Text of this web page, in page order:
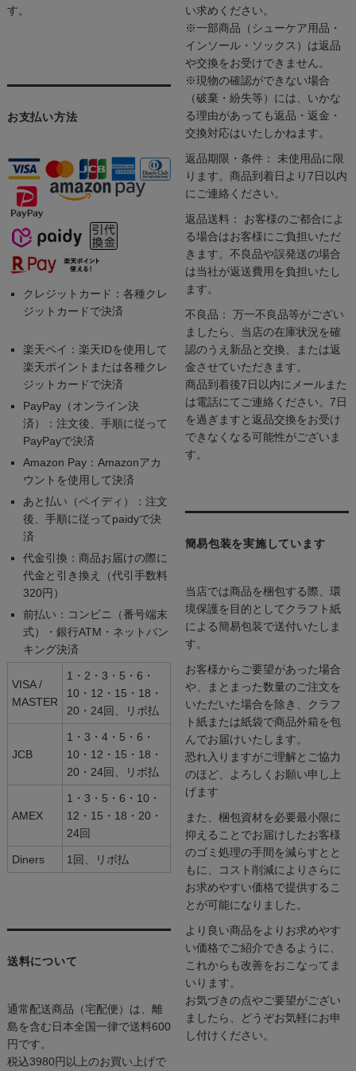
す。
お支払い方法
クレジットカード：各種クレ
ジットカードで決済
楽天ペイ：楽天IDを使用して
楽天ポイントまたは各種クレ
ジットカードで決済
PayPay（オンライン決
済）：注文後、手順に従って
PayPayで決済
Amazon Pay：Amazonアカ
ウントを使用して決済
あと払い（ペイディ）：注文
後、手順に従ってpaidyで決
済
代金引換：商品お届けの際に
代金と引き換え（代引手数料
320円）
前払い：コンビニ（番号端末
式）・銀行ATM・ネットバン
キング決済
VISA /
MASTER
1・2・3・5・6・
10・12・15・18・
20・24回、リボ払
JCB
1・3・4・5・6・
10・12・15・18・
20・24回、リボ払
AMEX
1・3・5・6・10・
12・15・18・20・
24回
Diners 1回、リボ払
送料について
通常配送商品（宅配便）は、離
島を含む日本全国一律で送料600
円です。
税込3980円以上のお買い上げで
い求めください。
※一部商品（シューケア用品・
インソール・ソックス）は返品
や交換をお受けできません。
※現物の確認ができない場合
（破棄・紛失等）には、いかな
る理由があっても返品・返金・
交換対応はいたしかねます。
返品期限・条件： 未使用品に限
ります。商品到着日より7日以内
にご連絡ください。
返品送料： お客様のご都合によ
る場合はお客様にご負担いただ
きます。不良品や誤発送の場合
は当社が返送費用を負担いたし
ます。
不良品： 万一不良品等がござい
ましたら、当店の在庫状況を確
認のうえ新品と交換、または返
金させていただきます。
商品到着後7日以内にメールまた
は電話にてご連絡ください。7日
を過ぎますと返品交換をお受け
できなくなる可能性がございま
す。
簡易包装を実施しています
当店では商品を梱包する際、環
境保護を目的としてクラフト紙
による簡易包装で送付いたしま
す。
お客様からご要望があった場合
や、まとまった数量のご注文を
いただいた場合を除き、クラフ
ト紙または紙袋で商品外箱を包
んでお届けいたします。
恐れ入りますがご理解とご協力
のほど、よろしくお願い申し上
げます
また、梱包資材を必要最小限に
抑えることでお届けしたお客様
のゴミ処理の手間を減らすとと
もに、コスト削減によりさらに
お求めやすい価格で提供するこ
とが可能になりました。
より良い商品をよりお求めやす
い価格でご紹介できるように、
これからも改善をおこなってま
いります。
お気づきの点やご要望がござい
ましたら、どうぞお気軽にお申
し付けください。